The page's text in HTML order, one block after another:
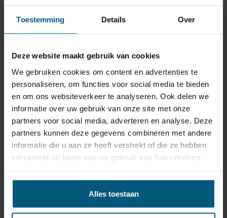
Toestemming Details Over
Deze website maakt gebruik van cookies
We gebruiken cookies om content en advertenties te
personaliseren, om functies voor social media te bieden
en om ons websiteverkeer te analyseren. Ook delen we
informatie over uw gebruik van onze site met onze
partners voor social media, adverteren en analyse. Deze
partners kunnen deze gegevens combineren met andere
informatie die u aan ze heeft verstrekt of die ze hebben
verzameld op basis van uw gebruik van hun services.
Alles toestaan
✔ Universele kabelset (13-polig)
- Complete bekabeling
-Trailer module (voorkomt storingen in het CAN-bus
systeem)
- Zweefzekering ter bescherming van de module
- Voorgemonteerde 13 polige stekkerdoos.
Trekhaak specificatie
Vast
Uitvoering
Kogel is bevestigd met